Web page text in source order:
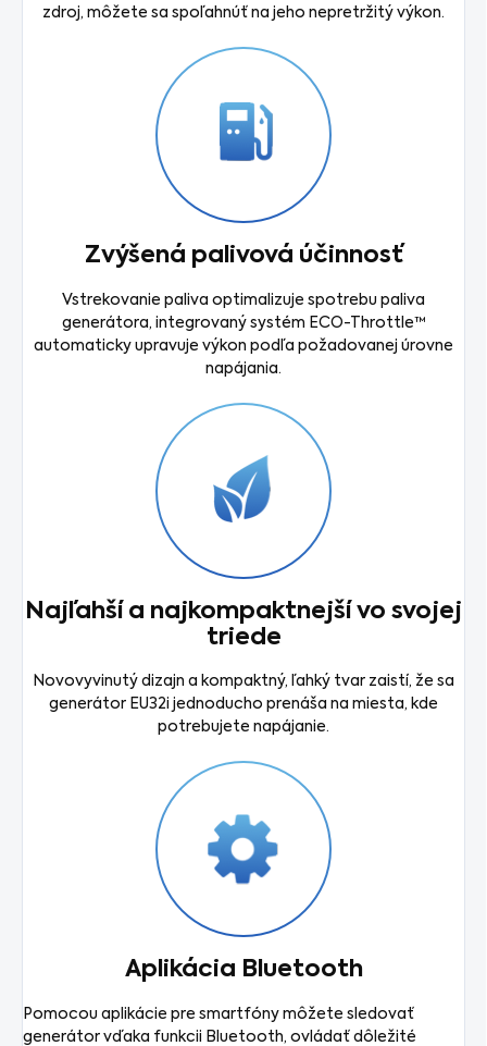
zdroj, môžete sa spoľahnúť na jeho nepretržitý výkon.
Zvýšená palivová účinnosť
Vstrekovanie paliva optimalizuje spotrebu paliva
generátora, integrovaný systém ECO-Throttle™
automaticky upravuje výkon podľa požadovanej úrovne
napájania.
Najľahší a najkompaktnejší vo svojej
triede
Novovyvinutý dizajn a kompaktný, ľahký tvar zaistí, že sa
generátor EU32i jednoducho prenáša na miesta, kde
potrebujete napájanie.
Aplikácia Bluetooth
Pomocou aplikácie pre smartfóny môžete sledovať
generátor vďaka funkcii Bluetooth, ovládať dôležité